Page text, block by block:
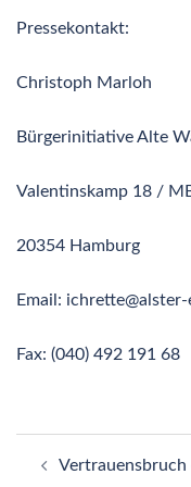
Pressekontakt:
Christoph Marloh
Bürgerinitiative Alte
Valentinskamp 18 /
20354 Hamburg
Email:
Fax: (040) 492 191 68
Vertrauensbruch